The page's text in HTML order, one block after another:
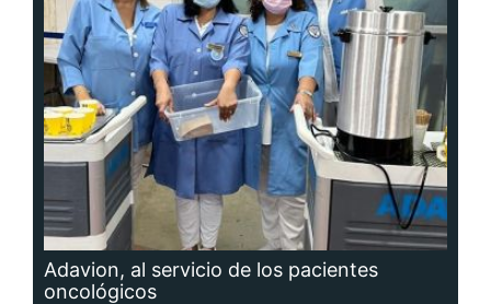
Adavion, al servicio de los pacientes
oncológicos